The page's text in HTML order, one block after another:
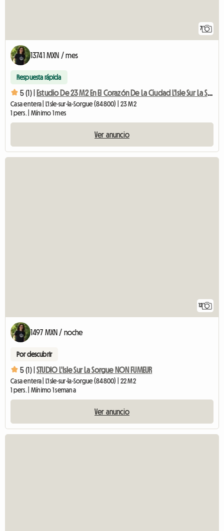
7
13741 MXN / mes
Respuesta rápida
5 (1) | Estudio De 23 M2 En El Corazón De La Ciudad L'Isle Sur La Sorgue
Casa entera | L'Isle-sur-la-Sorgue (84800) | 23 M2
1 pers. | Mínimo 1 mes
Ver anuncio
12
1497 MXN / noche
Por descubrir
5 (1) | STUDIO L'Isle Sur La Sorgue NON FUMEUR
Casa entera | L'Isle-sur-la-Sorgue (84800) | 22 M2
1 pers. | Mínimo 1 semana
Ver anuncio